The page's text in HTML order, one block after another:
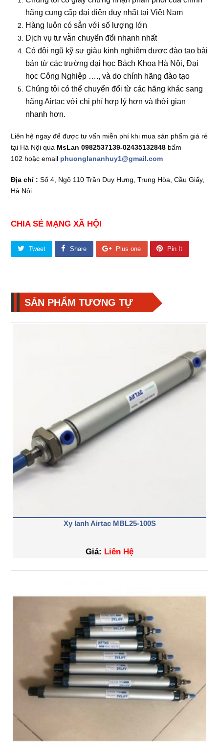
hãng cung cấp đại diện duy nhất tại Việt Nam
Hàng luôn có sẵn với số lượng lớn
Dịch vụ tư vẫn chuyển đổi nhanh nhất
Có đội ngũ kỹ sư giàu kinh nghiệm dược đào tạo bài
bản từ các trường đại học Bách Khoa Hà Nội, Đại
học Công Nghiệp …., và do chính hãng đào tạo
Chúng tôi có thể chuyển đổi từ các hãng khác sang
hãng Airtac với chi phí hợp lý hơn và thời gian
nhanh hơn.
Liên hệ ngay để được tư vấn miễn phí khi mua sản phẩm giá rẻ
tại Hà Nội qua MsLan 0982537139-02435132848 bấm
102 hoặc email phuonglananhuy1@gmail.com
Địa chỉ : Số 4, Ngõ 110 Trần Duy Hưng, Trung Hòa, Cầu Giấy,
Hà Nội
CHIA SẺ MẠNG XÃ HỘI
Tweet Share Plus one Pin It
SẢN PHẨM TƯƠNG TỰ
Xy lanh Airtac MBL25-100S
Giá: Liên Hệ